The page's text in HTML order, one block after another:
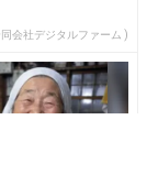
同会社デジタルファーム )